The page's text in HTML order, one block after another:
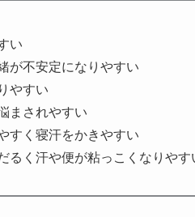
い
が不安定になりやすい
やすい
まされやすい
すく寝汗をかきやすい
るく汗や便が粘っこくなりやす